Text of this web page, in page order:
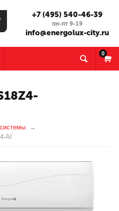
+7 (495) 540-46-39
пн-пт 9-19
info@energolux-city.ru
0
AI